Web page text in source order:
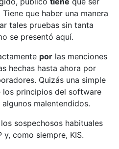
que haber una manera
tales pruebas sin tanta
se presentó aquí.
por las menciones
hechas hasta ahora por
Quizás una simple
los principios del software
malentendidos.
sospechosos habituales
y, como siempre, KIS.